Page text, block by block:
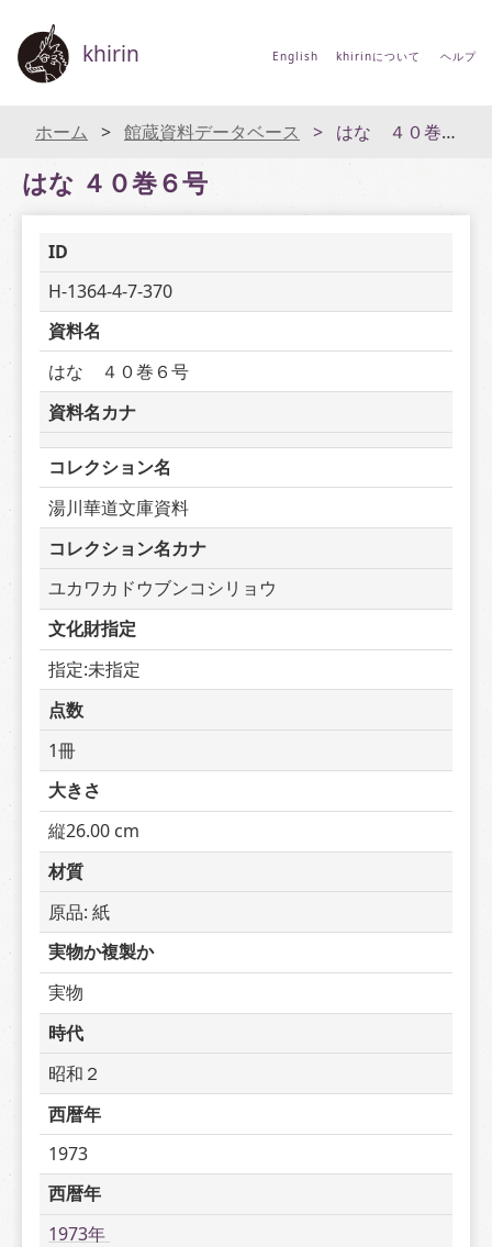
khirin English khirinについて ヘルプ
ホーム 館蔵資料データベース はな ４０巻６号
はな ４０巻６号
ID
H-1364-4-7-370
資料名
はな　４０巻６号
資料名カナ
コレクション名
湯川華道文庫資料
コレクション名カナ
ユカワカドウブンコシリョウ
文化財指定
指定:未指定
点数
1冊
大きさ
縦26.00 cm
材質
原品: 紙
実物か複製か
実物
時代
昭和２
西暦年
1973
西暦年
1973年